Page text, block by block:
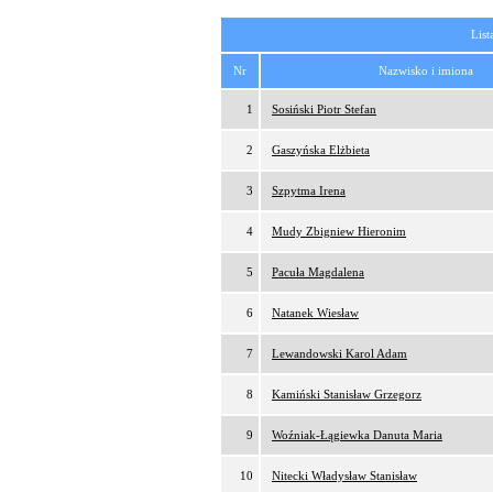
Nr Nazwisko i imiona
1 Sosiński Piotr Stefan
2 Gaszyńska Elżbieta
3 Szpytma Irena
4 Mudy Zbigniew Hieronim
5 Pacuła Magdalena
6 Natanek Wiesław
7 Lewandowski Karol Adam
8 Kamiński Stanisław Grzegorz
9 Woźniak-Łągiewka Danuta Maria
10 Nitecki Władysław Stanisław